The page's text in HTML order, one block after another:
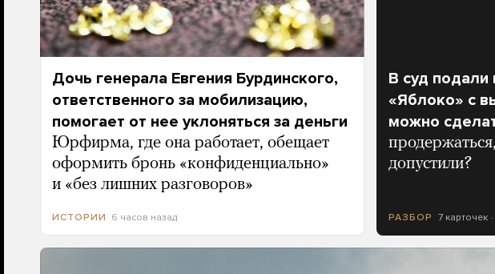
Дочь генерала Евгения Бурдинского,
ответственного за мобилизацию,
помогает от нее уклоняться за деньги
Юрфирма, где она работает, обещает
оформить бронь «конфиденциально»
и «без лишних разговоров»
ИСТОРИИ 6 часов назад
В суд подали
«Яблоко» с
можно
допустили?
РАЗБОР 7 карточек